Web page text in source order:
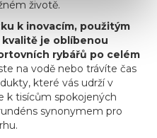
životě.
k inovacím, použitým
je oblíbenou
rybářů po celém
na vodě nebo trávíte čas
které vás udrží v
k tisícům spokojených
synonymem pro